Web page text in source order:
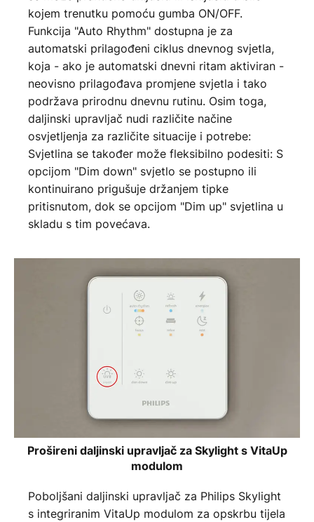
kojem trenutku pomoću gumba ON/OFF.
Funkcija "Auto Rhythm" dostupna je za
automatski prilagođeni ciklus dnevnog svjetla,
koja - ako je automatski dnevni ritam aktiviran -
neovisno prilagođava promjene svjetla i tako
podržava prirodnu dnevnu rutinu. Osim toga,
daljinski upravljač nudi različite načine
osvjetljenja za različite situacije i potrebe:
Svjetlina se također može fleksibilno podesiti: S
opcijom "Dim down" svjetlo se postupno ili
kontinuirano prigušuje držanjem tipke
pritisnutom, dok se opcijom "Dim up" svjetlina u
skladu s tim povećava.
Prošireni daljinski upravljač za Skylight s VitaUp
modulom
Poboljšani daljinski upravljač za Philips Skylight
s integriranim VitaUp modulom za opskrbu tijela